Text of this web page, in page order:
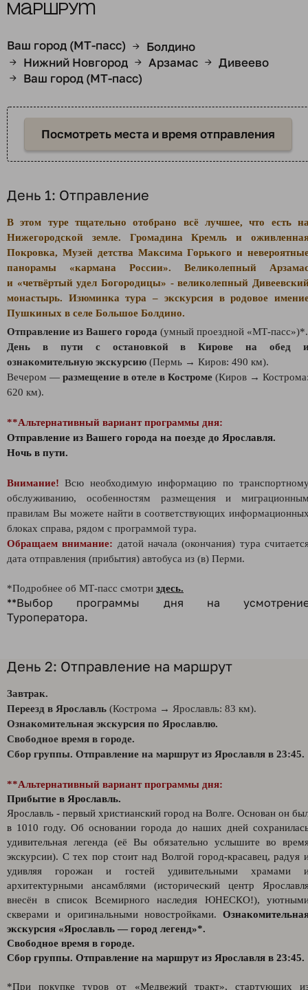
Маршрут
Ваш город (МТ-пасс) → Болдино
→ Нижний Новгород → Арзамас → Дивеево
→ Ваш город (МТ-пасс)
Посмотреть места и время отправления
День 1: Отправление
В этом туре тщательно отобрано всё лучшее, что есть
Нижегородской земле. Громадина Кремль и
Покровка, Музей детства Максима Горького и
панорамы «кармана России». Великолепный
и «четвёртый удел Богородицы» - великолепный
монастырь. Изюминка тура – экскурсия в родовое
Пушкиных в селе Большое Болдино.
Отправление из Вашего города (умный проездной «МТ-пасс»)*.
День в пути с остановкой в Кирове на обед
ознакомительную экскурсию (Пермь → Киров: 490 км).
Вечером — размещение в отеле в Костроме (Киров →
620 км).
**Альтернативный вариант программы дня:
Отправление из Вашего города на поезде до Ярославля.
Ночь в пути.
Внимание!Всю необходимую информацию по
обслуживанию, особенностям размещения и
правилам Вы можете найти в соответствующих
блоках справа, рядом с программой тура.
Обращаем внимание: датой начала (окончания) тура
дата отправления (прибытия) автобуса из (в) Перми.
*Подробнее об МТ-пасс смотри здесь.
**Выбор программы дня на
Туроператора.
День 2: Отправление на маршрут
Завтрак.
Переезд в Ярославль (Кострома → Ярославль: 83 км).
Ознакомительная экскурсия по Ярославлю.
Свободное время в городе.
Сбор группы. Отправление на маршрут из Ярославля в 23:45.
**Альтернативный вариант программы дня:
Прибытие в Ярославль.
Ярославль - первый христианский город на Волге. Основан он
в 1010 году. Об основании города до наших дней
удивительная легенда (её Вы обязательно услышите во
экскурсии). С тех пор стоит над Волгой город-красавец, радуя
удивляя горожан и гостей удивительными храмами
архитектурными ансамблями (исторический центр
внесён в список Всемирного наследия ЮНЕСКО!),
скверами и оригинальными новостройками.
экскурсия «Ярославль — город легенд»*.
Свободное время в городе.
Сбор группы. Отправление на маршрут из Ярославля в 23:45.
*При покупке туров от «Медвежий тракт», стартующих